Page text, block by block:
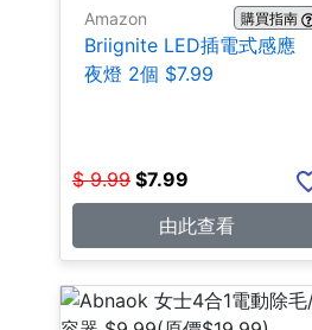
Amazon 購買指南
Briignite LED插電式感應
夜燈 2個 $7.99
$ 9.99 $7.99
由此查看